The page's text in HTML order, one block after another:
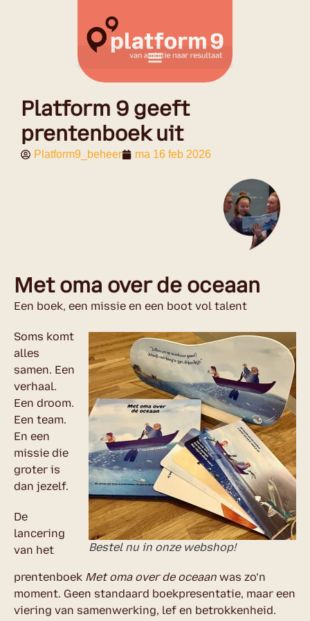
Platform 9 geeft
prentenboek uit
Platform9_beheer ma 16 feb 2026
Met oma over de oceaan
Een boek, een missie en een boot vol talent
Bestel nu in onze webshop!
Soms komt
alles
samen. Een
verhaal.
Een droom.
Een team.
En een
missie die
groter is
dan jezelf.
De
lancering
van het
prentenboek Met oma over de oceaan was zo’n
moment. Geen standaard boekpresentatie, maar een
viering van samenwerking, lef en betrokkenheid.